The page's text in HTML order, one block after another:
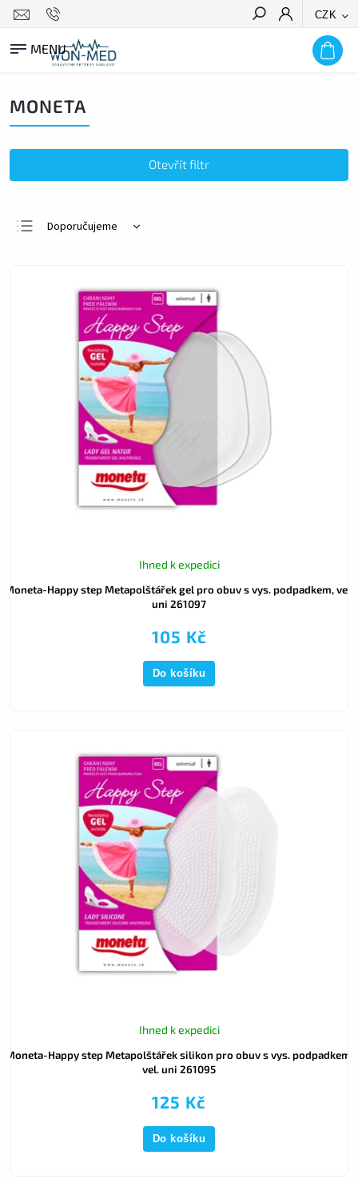
CZK
HLEDAT
MONETA
Otevřít filtr
Doporučujeme
Nejprodávanější
Abecedně
Moneta-Happy step Metapolštářek gel pro obuv s vys. podpadkem, vel.
uni 261097
Ihned k expedici
105 Kč
Do košíku
Moneta-Happy step Metapolštářek silikon pro obuv s vys. podpadkem,
vel. uni 261095
Ihned k expedici
125 Kč
Do košíku